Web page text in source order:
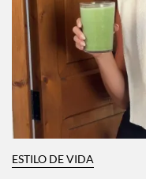
ESTILO DE VIDA